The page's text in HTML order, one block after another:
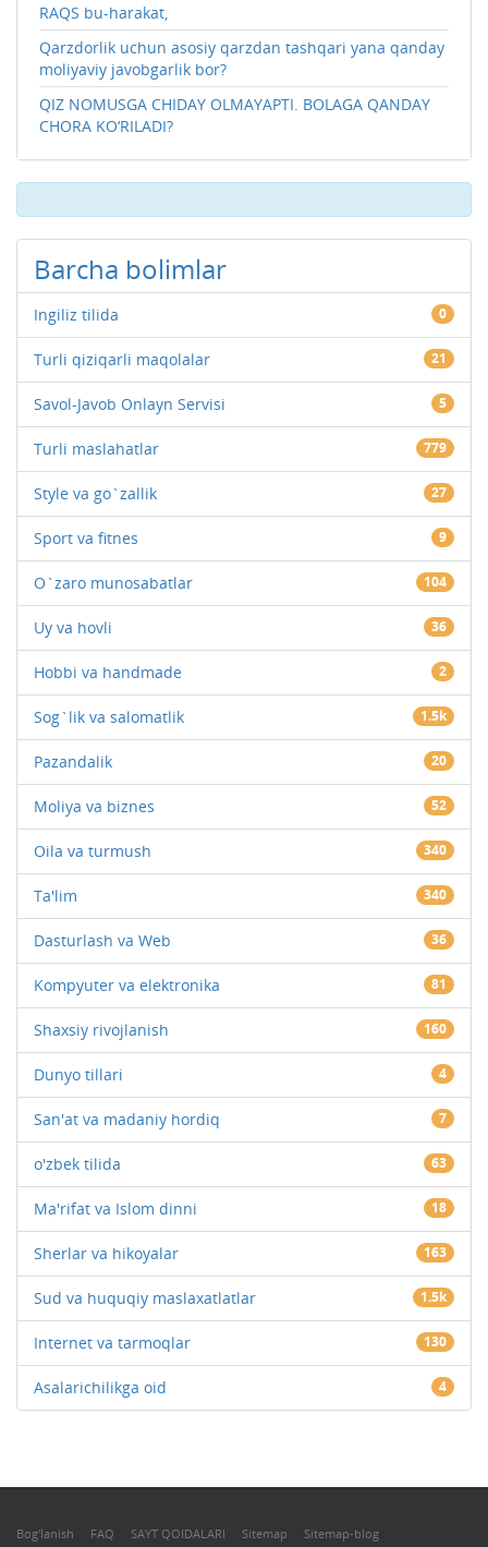
RAQS bu-harakat,
Qarzdorlik uchun asosiy qarzdan tashqari yana qanday
moliyaviy javobgarlik bor?
QIZ NOMUSGA CHIDAY OLMAYAPTI. BOLAGA QANDAY
CHORA KO‘RILADI?
Barcha bolimlar
Ingiliz tilida 0
Turli qiziqarli maqolalar 21
Savol-Javob Onlayn Servisi 5
Turli maslahatlar 779
Style va go`zallik 27
Sport va fitnes 9
O`zaro munosabatlar 104
Uy va hovli 36
Hobbi va handmade 2
Sog`lik va salomatlik 1.5k
Pazandalik 20
Moliya va biznes 52
Oila va turmush 340
Ta'lim 340
Dasturlash va Web 36
Kompyuter va elektronika 81
Shaxsiy rivojlanish 160
Dunyo tillari 4
San'at va madaniy hordiq 7
o'zbek tilida 63
Ma'rifat va Islom dinni 18
Sherlar va hikoyalar 163
Sud va huquqiy maslaxatlatlar 1.5k
Internet va tarmoqlar 130
Asalarichilikga oid 4
Bog'lanish FAQ SAYT QOIDALARI Sitemap Sitemap-blog